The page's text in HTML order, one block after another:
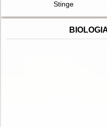
Stinge